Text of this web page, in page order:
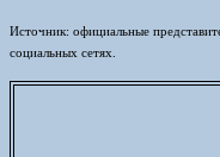
Источник: официальные
социальных сетях.